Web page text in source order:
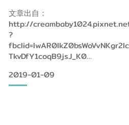
L.C.E. Balm）
復霜（
Care）大人小
用的緊急修復萬
文章出自：
http://
?
TkvDfY1coqB9jsJ_K0
今天要推薦來自法國的仙丹，是
生霜（Cebelia L.C.E. Balm）、寡
2019-01-09